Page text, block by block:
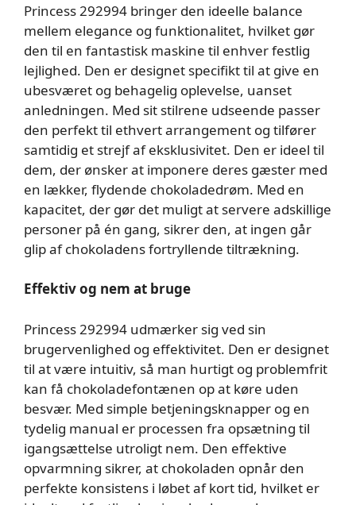
Princess 292994 bringer den ideelle balance
mellem elegance og funktionalitet, hvilket gør
den til en fantastisk maskine til enhver festlig
lejlighed. Den er designet specifikt til at give en
ubesværet og behagelig oplevelse, uanset
anledningen. Med sit stilrene udseende passer
den perfekt til ethvert arrangement og tilfører
samtidig et strejf af eksklusivitet. Den er ideel til
dem, der ønsker at imponere deres gæster med
en lækker, flydende chokoladedrøm. Med en
kapacitet, der gør det muligt at servere adskillige
personer på én gang, sikrer den, at ingen går
glip af chokoladens fortryllende tiltrækning.
Effektiv og nem at bruge
Princess 292994 udmærker sig ved sin
brugervenlighed og effektivitet. Den er designet
til at være intuitiv, så man hurtigt og problemfrit
kan få chokoladefontænen op at køre uden
besvær. Med simple betjeningsknapper og en
tydelig manual er processen fra opsætning til
igangsættelse utroligt nem. Den effektive
opvarmning sikrer, at chokoladen opnår den
perfekte konsistens i løbet af kort tid, hvilket er